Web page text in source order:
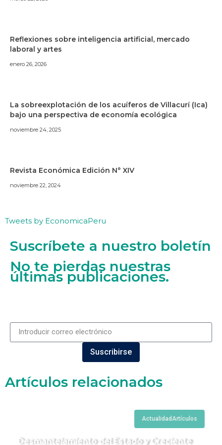
Reflexiones sobre inteligencia artificial, mercado
laboral y artes
enero 26, 2026
La sobreexplotación de los acuíferos de Villacurí (Ica)
bajo una perspectiva de economía ecológica
noviembre 24, 2025
Revista Económica Edición N° XIV
noviembre 22, 2024
Tweets by EconomicaPeru
Suscríbete a nuestro boletín
No te pierdas nuestras
últimas publicaciones.
Suscribirse
Artículos relacionados
ActualidadArtículos
Desmantelamiento del Estado y Creciente